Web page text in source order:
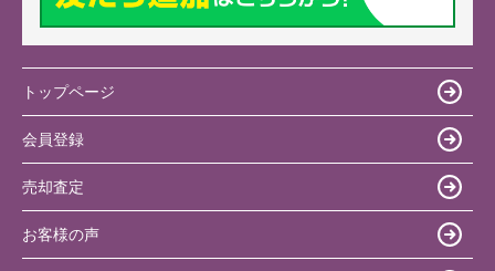
トップページ
会員登録
売却査定
お客様の声